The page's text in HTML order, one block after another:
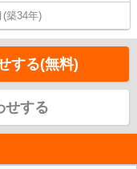
(築34年)
する(無料)
せする